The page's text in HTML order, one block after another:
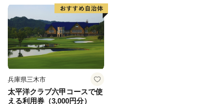
たい 夏 インスタ映え お菓子
贈り物 個包装 送料無料 お見
舞い すぐ 届く
兵庫県三木市
太平洋クラブ六甲コースで使
える利用券（3,000円分）